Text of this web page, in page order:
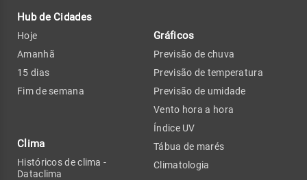
Hub de Cidades
Hoje
Amanhã
15 dias
Fim de semana
Clima
Históricos de clima -
Dataclima
Gráficos
Previsão de chuva
Previsão de temperatura
Previsão de umidade
Vento hora a hora
Índice UV
Tábua de marés
Climatologia